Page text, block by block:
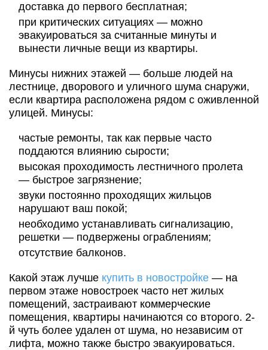
доставка до первого бесплатная;
при критических ситуациях — можно
эвакуироваться за считанные минуты и
вынести личные вещи из квартиры.
Минусы нижних этажей — больше людей на
лестнице, дворового и уличного шума снаружи,
если квартира расположена рядом с оживленной
улицей. Минусы:
частые ремонты, так как первые часто
поддаются влиянию сырости;
высокая проходимость лестничного пролета
— быстрое загрязнение;
звуки постоянно проходящих жильцов
нарушают ваш покой;
необходимо устанавливать сигнализацию,
решетки — подвержены ограблениям;
отсутствие балконов.
Какой этаж лучше купить в новостройке — на
первом этаже новостроек часто нет жилых
помещений, застраивают коммерческие
помещения, квартиры начинаются со второго. 2-
й чуть более удален от шума, но независим от
лифта, можно также быстро эвакуироваться.